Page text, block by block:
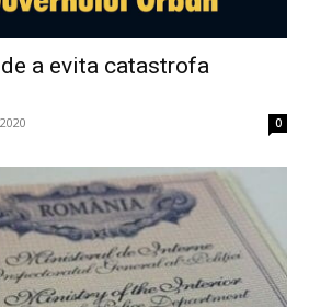
de a evita catastrofa
0